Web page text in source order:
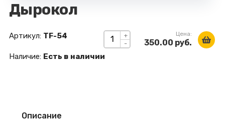
Дырокол
+
-
Цена:
350.00 руб.
Артикул: TF-54
Наличие: Есть в наличии
Описание